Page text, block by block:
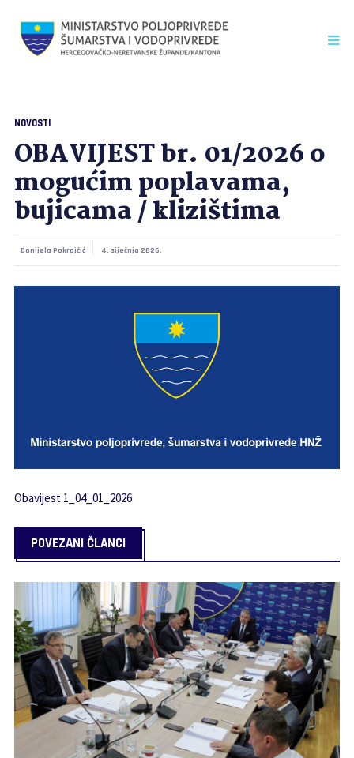
NOVOSTI
OBAVIJEST br. 01/2026 o
mogućim poplavama,
bujicama / klizištima
Danijela Pokrajčić 4. siječnja 2026.
Obavijest 1_04_01_2026
POVEZANI ČLANCI